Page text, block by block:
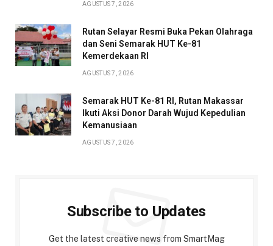
AGUSTUS 7, 2026
Rutan Selayar Resmi Buka Pekan Olahraga
dan Seni Semarak HUT Ke-81
Kemerdekaan RI
AGUSTUS 7, 2026
Semarak HUT Ke-81 RI, Rutan Makassar
Ikuti Aksi Donor Darah Wujud Kepedulian
Kemanusiaan
AGUSTUS 7, 2026
Subscribe to Updates
Get the latest creative news from SmartMag